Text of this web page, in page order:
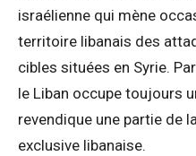
israélienne qui mène
territoire libanais des
cibles situées en Syrie.
le Liban occupe toujours
revendique une partie de
exclusive libanaise.